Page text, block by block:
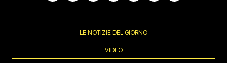
LE NOTIZIE DEL GIORNO
VIDEO